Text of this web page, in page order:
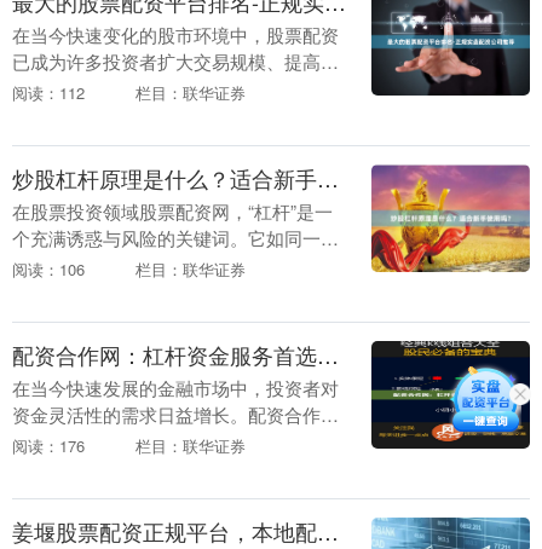
在当今快速变化的股市环境中，股票配资
已成为许多投资者扩大交易规模、提高收
益潜力的重要工具。然而，面对市场上众
靠的实盘配资公司....
阅读：112 栏目：联华证券
炒股杠杆原理是什么？适合新手使用吗？
在股票投资领域股票配资网，“杠杆”是一
个充满诱惑与风险的关键词。它如同一把
双刃剑，既能放大收益，也可能加剧亏
对于刚入市的新手....
阅读：106 栏目：联华证券
配资合作网：杠杆资金服务首选平台
在当今快速发展的金融市场中，投资者对
资金灵活性的需求日益增长。配资合作网
作为专业的杠杆资金服务平台，凭借其高
成为众多投资者放....
阅读：176 栏目：联华证券
姜堰股票配资正规平台，本地配资公司推荐